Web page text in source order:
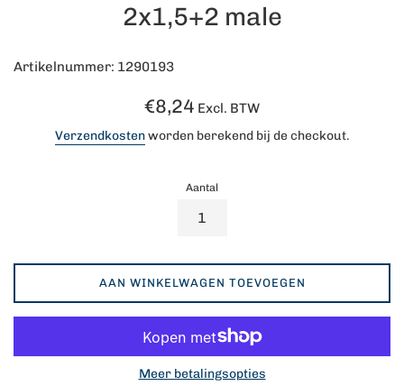
2x1,5+2 male
Artikelnummer: 1290193
Normale
€8,24 Excl. BTW
Verzendkostenworden berekend bij de checkout.
Aantal
AAN WINKELWAGEN TOEVOEGEN
Meer betalingsopties